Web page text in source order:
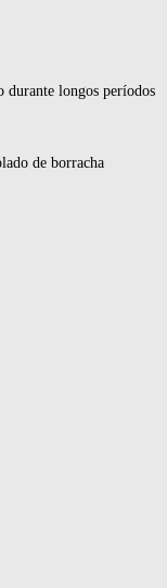
durante longos períodos
de borracha